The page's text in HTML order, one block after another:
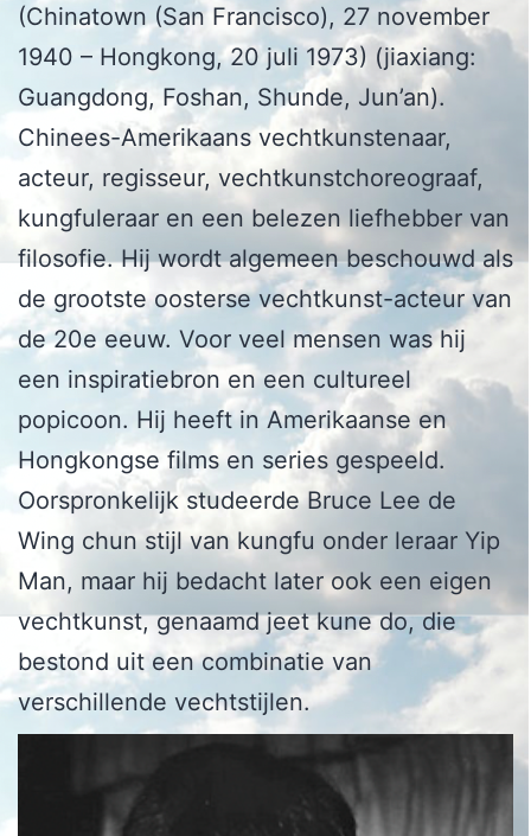
(Chinatown (San Francisco), 27 november
1940 – Hongkong, 20 juli 1973) (jiaxiang:
Guangdong, Foshan, Shunde, Jun’an).
Chinees-Amerikaans vechtkunstenaar,
acteur, regisseur, vechtkunstchoreograaf,
kungfuleraar en een belezen liefhebber van
filosofie. Hij wordt algemeen beschouwd als
de grootste oosterse vechtkunst-acteur van
de 20e eeuw. Voor veel mensen was hij
een inspiratiebron en een cultureel
popicoon. Hij heeft in Amerikaanse en
Hongkongse films en series gespeeld.
Oorspronkelijk studeerde Bruce Lee de
Wing chun stijl van kungfu onder leraar Yip
Man, maar hij bedacht later ook een eigen
vechtkunst, genaamd jeet kune do, die
bestond uit een combinatie van
verschillende vechtstijlen.